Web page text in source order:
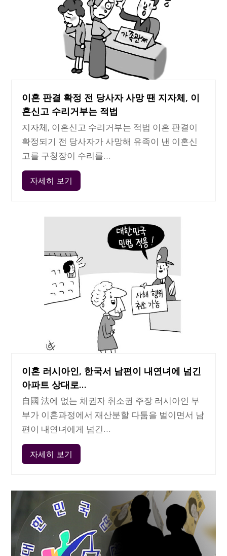
이혼 판결 확정 전 당사자 사망 땐 지자체, 이
혼신고 수리거부는 적법
지자체, 이혼신고 수리거부는 적법 이혼 판결이
확정되기 전 당사자가 사망해 유족이 낸 이혼신
고를 구청장이 수리를…
자세히 보기
이혼 러시아인, 한국서 남편이 내연녀에 넘긴
아파트 상대로…
自國 法에 없는 채권자 취소권 주장 러시아인 부
부가 이혼과정에서 재산분할 다툼을 벌이면서 남
편이 내연녀에게 넘긴…
자세히 보기